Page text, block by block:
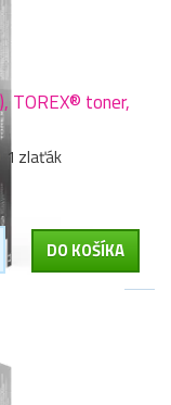
TOREX® toner,
1 zlaťák
DO KOŠÍKA